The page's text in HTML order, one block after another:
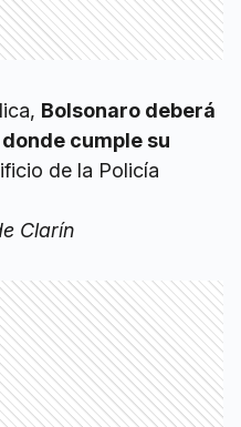
Bolsonaro deberá
cumple su
de la Policía
Clarín